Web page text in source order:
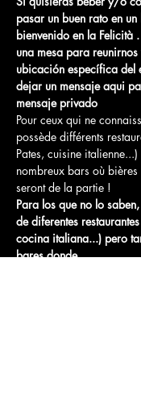
pasar un buen rato en
bienvenido en la Felicità
una mesa para
ubicación específica del
dejar un mensaje aqui
mensaje privado
Pour ceux qui ne
possède différents
Pates, cuisine
nombreux bars où
seront de la partie !
Para los que no lo
de diferentes
cocina italiana...) pero
bares donde…